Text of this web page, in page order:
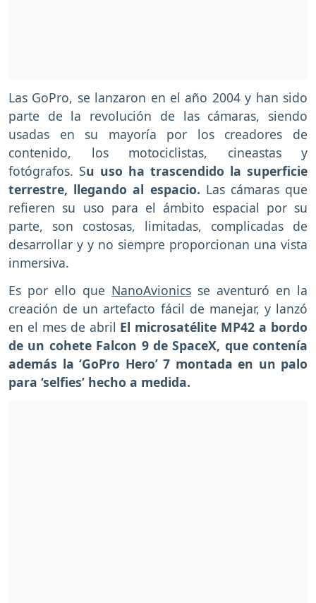
Las GoPro, se lanzaron en el año 2004 y han sido
parte de la revolución de las cámaras, siendo
usadas en su mayoría por los creadores de
contenido, los motociclistas, cineastas y
fotógrafos. Su uso ha trascendido la superficie
terrestre, llegando al espacio. Las cámaras que
refieren su uso para el ámbito espacial por su
parte, son costosas, limitadas, complicadas de
desarrollar y y no siempre proporcionan una vista
inmersiva.
Es por ello que NanoAvionics se aventuró en la
creación de un artefacto fácil de manejar, y lanzó
en el mes de abril El microsatélite MP42 a bordo
de un cohete Falcon 9 de SpaceX, que contenía
además la ‘GoPro Hero’ 7 montada en un palo
para ‘selfies’ hecho a medida.